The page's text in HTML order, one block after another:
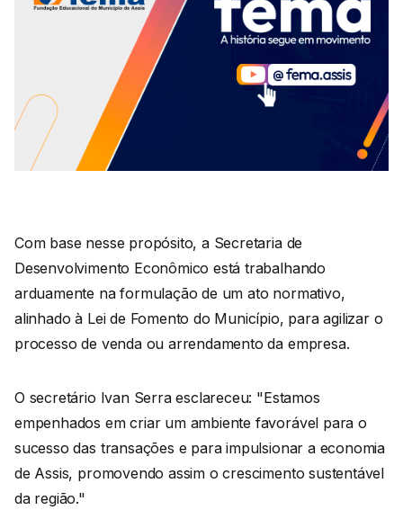
Com base nesse propósito, a Secretaria de
Desenvolvimento Econômico está trabalhando
arduamente na formulação de um ato normativo,
alinhado à Lei de Fomento do Município, para agilizar o
processo de venda ou arrendamento da empresa.
O secretário Ivan Serra esclareceu: "Estamos
empenhados em criar um ambiente favorável para o
sucesso das transações e para impulsionar a economia
de Assis, promovendo assim o crescimento sustentável
da região."